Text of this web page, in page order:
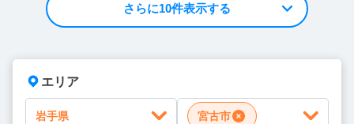
さらに10件表示する
エリア
岩手県 宮古市